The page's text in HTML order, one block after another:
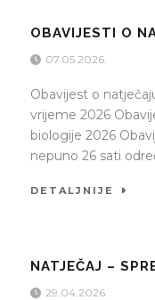
OBAVIJESTI O
07.05.2026.
Obavijest o
vrijeme 2026
biologije 2026
nepuno 26 sati
DETALJNIJE
NATJEČAJ –
29.04.2026.